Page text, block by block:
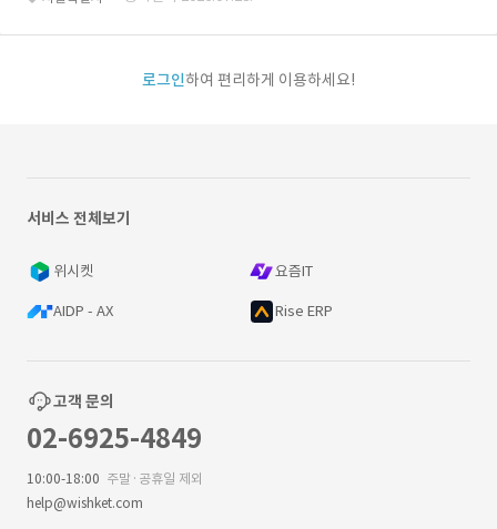
로그인하여 편리하게 이용하세요!
서비스 전체보기
위시켓 요즘IT
AIDP - AX Rise ERP
고객 문의
02-6925-4849
10:00-18:00 주말·공휴일 제외
help@wishket.com